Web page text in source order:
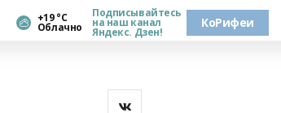
+19 °С
Облачно
Подписывайтесь
на наш канал
Яндекс. Дзен!
КоРифеи